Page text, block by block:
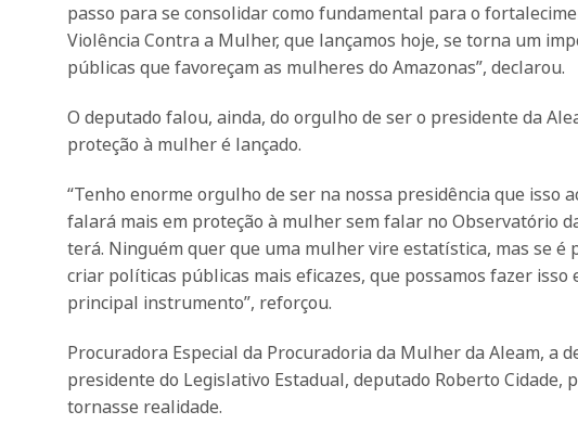
passo para se consolidar como fundamental para o
Violência Contra a Mulher, que lançamos hoje, se torna um
públicas que favoreçam as mulheres do Amazonas”, declarou.
O deputado falou, ainda, do orgulho de ser o presidente da
proteção à mulher é lançado.
“Tenho enorme orgulho de ser na nossa presidência que isso
falará mais em proteção à mulher sem falar no Observatório
terá. Ninguém quer que uma mulher vire estatística, mas se é
criar políticas públicas mais eficazes, que possamos fazer
principal instrumento”, reforçou.
Procuradora Especial da Procuradoria da Mulher da Aleam, a
presidente do Legislativo Estadual, deputado Roberto
tornasse realidade.